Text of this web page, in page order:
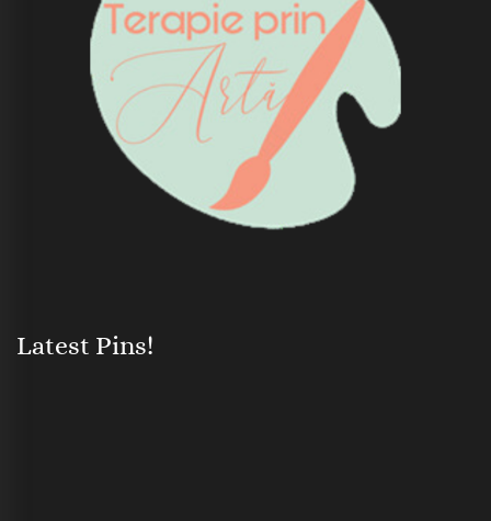
Latest Pins!